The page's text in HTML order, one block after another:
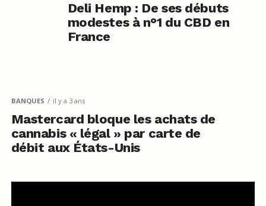
Deli Hemp : De ses débuts
modestes à n°1 du CBD en
France
BANQUES il y a 3 ans
Mastercard bloque les achats de
cannabis « légal » par carte de
débit aux États-Unis